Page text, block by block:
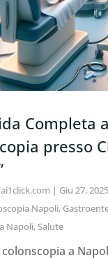
Completa
presso
| Giu 27, 2025
Napoli,
Napoli, Salute
colonscopia a